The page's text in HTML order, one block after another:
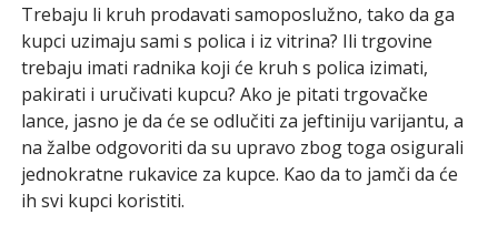
Trebaju li kruh prodavati samoposlužno, tako da ga
kupci uzimaju sami s polica i iz vitrina? Ili trgovine
trebaju imati radnika koji će kruh s polica izimati,
pakirati i uručivati kupcu? Ako je pitati trgovačke
lance, jasno je da će se odlučiti za jeftiniju varijantu, a
na žalbe odgovoriti da su upravo zbog toga osigurali
jednokratne rukavice za kupce. Kao da to jamči da će
ih svi kupci koristiti.